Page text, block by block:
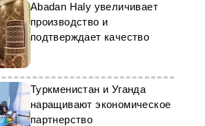
Abadan Haly увеличивает
производство и
подтверждает качество
Туркменистан и Уганда
наращивают экономическое
партнерство